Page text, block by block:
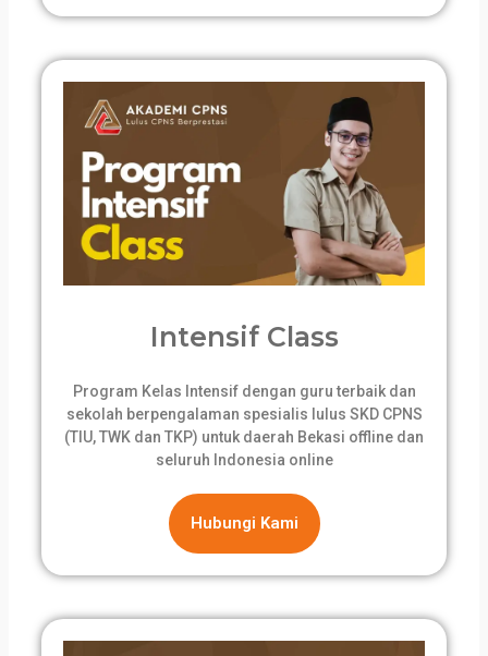
Intensif Class
Program Kelas Intensif dengan guru terbaik dan
sekolah berpengalaman spesialis lulus SKD CPNS
(TIU, TWK dan TKP) untuk daerah Bekasi offline dan
seluruh Indonesia online
Hubungi Kami